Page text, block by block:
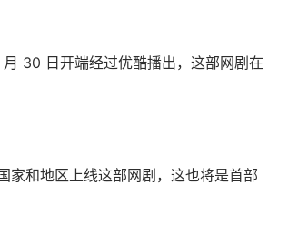
30 日开端经过优酷播出，这部网剧在
家和地区上线这部网剧，这也将是首部